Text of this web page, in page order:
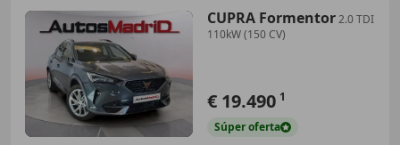
CUPRA Formentor2.0 TDI
110kW (150 CV)
€ 19.490 1
Súperoferta